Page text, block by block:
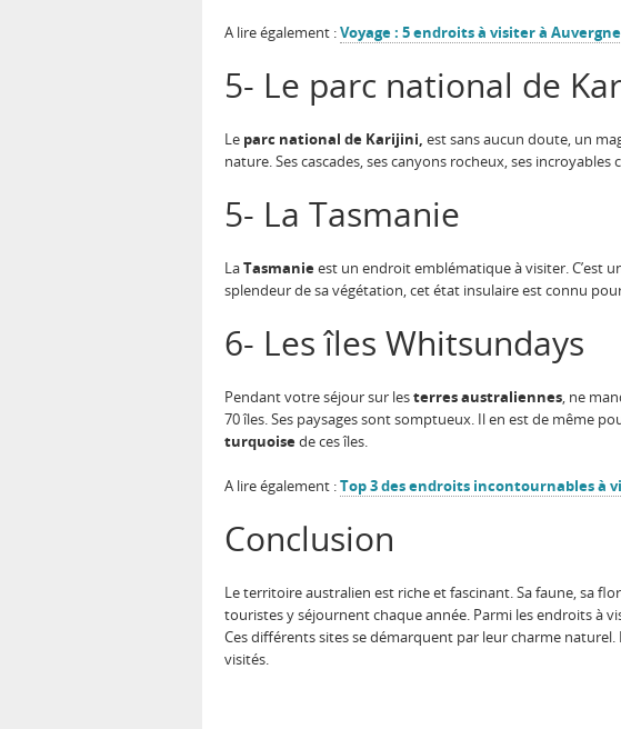
A lire également :Voyage : 5 endroits à visiter à
5- Le parc national de
Le parc national de Karijini, est sans aucun doute, un
nature. Ses cascades, ses canyons rocheux, ses
5- La Tasmanie
LaTasmanieest un endroit emblématique à visiter. C’est
splendeur de sa végétation, cet état insulaire est connu
6- Les îles Whitsundays
Pendant votre séjour sur lesterres australiennes, ne
70 îles. Ses paysages sont somptueux. Il en est de même
turquoisede ces îles.
A lire également :Top 3 des endroits incontournables à
Conclusion
Le territoire australien est riche et fascinant. Sa faune, sa
touristes y séjournent chaque année. Parmi les endroits à
Ces différents sites se démarquent par leur charme
visités.